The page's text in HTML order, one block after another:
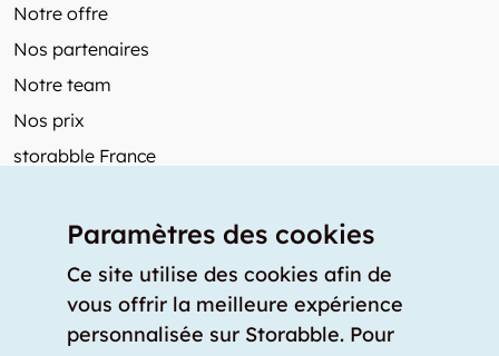
Notre offre
Nos partenaires
Notre team
Nos prix
storabble France
Articles de presse
Comment calculer la capacité d'un garde-meuble?
Quel est le tarif moyen d'un garde-meuble?
Paramètres des cookies
Ce site utilise des cookies afin de
vous offrir la meilleure expérience
personnalisée sur Storabble. Pour